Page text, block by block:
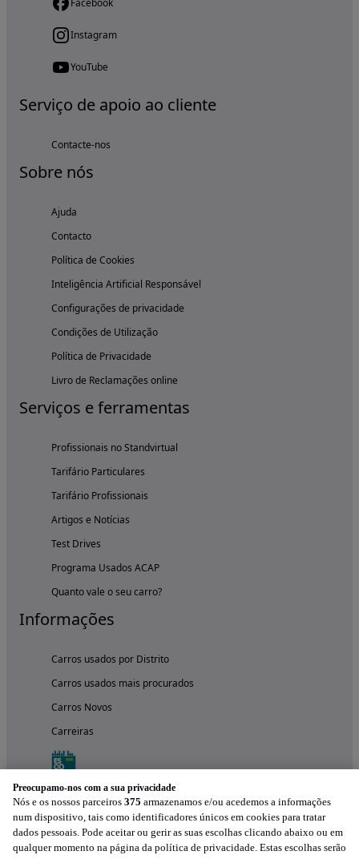
Instagram
YouTube
Serviço de apoio ao cliente
Contacte-nos
Sobre nós
Ajuda
Contacto
Política de Cookies
Inteligência Artificial Responsável
Configurações de privacidade
Condições de Utilização
Política de Privacidade
Livro de Reclamações online
Serviços e ferramentas
Profissionais no Standvirtual
Tarifário Particulares
Tarifário Profissionais
Artigos e Notícias
Test Drives
Programa Usados ACAP
Quanto vale o seu carro?
Informações
Carros usados por Distrito
Carros usados mais procurados
Carros Novos
Carreiras
Preocupamo-nos com a sua privacidade
Nós e os nossos parceiros 375 armazenamos e/ou acedemos a informações
num dispositivo, tais como identificadores únicos em cookies para tratar
dados pessoais. Pode aceitar ou gerir as suas escolhas clicando abaixo ou em
qualquer momento na página da política de privacidade. Estas escolhas serão